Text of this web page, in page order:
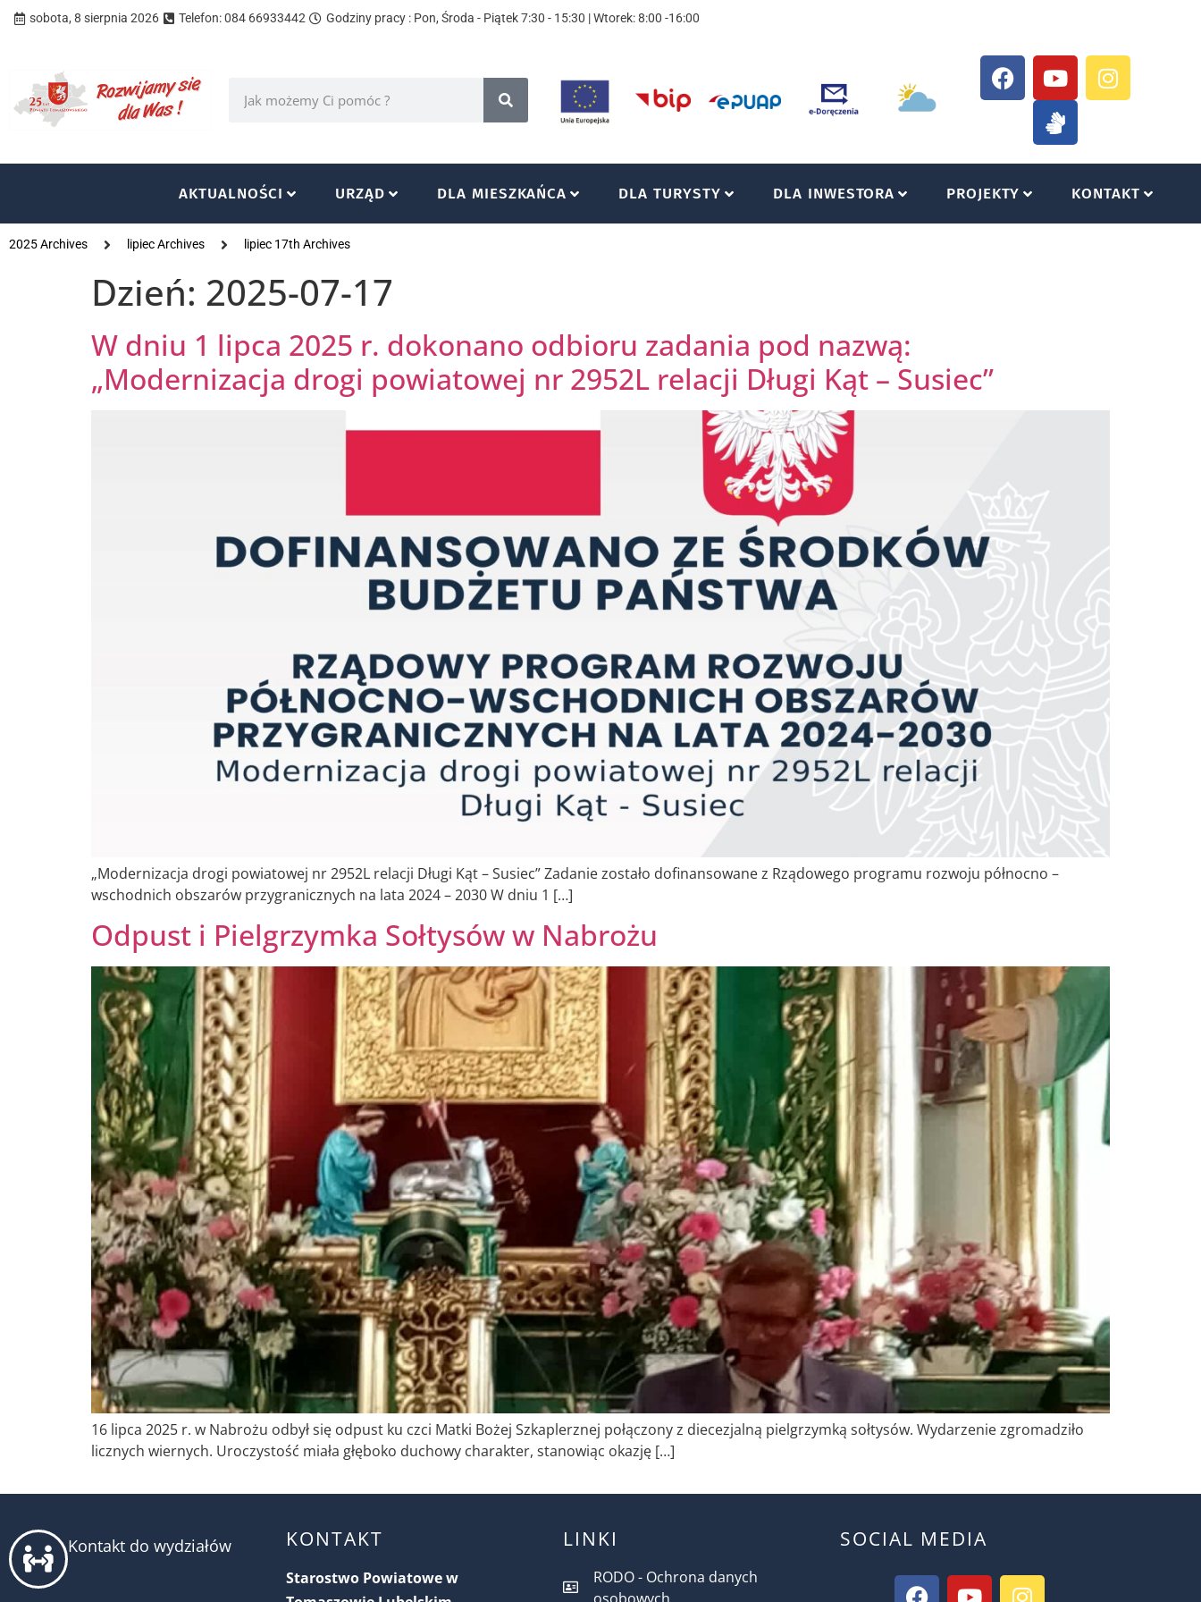
sobota, 8 sierpnia 2026 Telefon: 084 66933442 Godziny pracy : Pon, Środa - Piątek 7:30 - 15:30 | Wtorek: 8:00 -16:00
AKTUALNOŚCI URZĄD DLA MIESZKAŃCA DLA TURYSTY DLA INWESTORA PROJEKTY KONTAKT
2025 Archives lipiec Archives lipiec 17th Archives
Dzień: 2025-07-17
W dniu 1 lipca 2025 r. dokonano odbioru zadania pod nazwą:
„Modernizacja drogi powiatowej nr 2952L relacji Długi Kąt – Susiec”
„Modernizacja drogi powiatowej nr 2952L relacji Długi Kąt – Susiec” Zadanie zostało dofinansowane z Rządowego programu rozwoju północno –
wschodnich obszarów przygranicznych na lata 2024 – 2030 W dniu 1 […]
Odpust i Pielgrzymka Sołtysów w Nabrożu
16 lipca 2025 r. w Nabrożu odbył się odpust ku czci Matki Bożej Szkaplerznej połączony z diecezjalną pielgrzymką sołtysów. Wydarzenie zgromadziło
licznych wiernych. Uroczystość miała głęboko duchowy charakter, stanowiąc okazję […]
Kontakt do wydziałów KONTAKT
Starostwo Powiatowe w
LINKI
RODO - Ochrona danych
SOCIAL MEDIA